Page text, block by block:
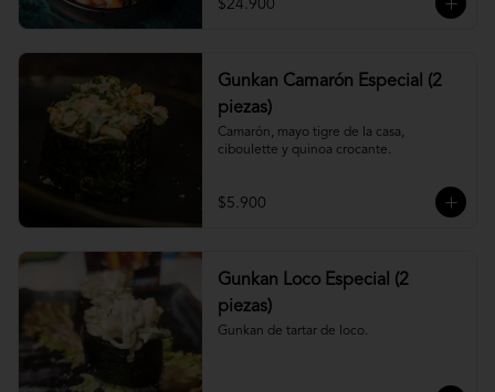
$24.900
Gunkan Camarón Especial (2
piezas)
Camarón, mayo tigre de la casa,
ciboulette y quinoa crocante.
$5.900
Gunkan Loco Especial (2
piezas)
Gunkan de tartar de loco.